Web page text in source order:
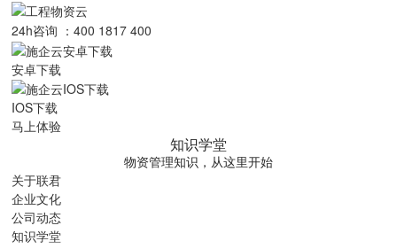
24h咨询 ：400 1817 400
安卓下载
IOS下载
马上体验
知识学堂
物资管理知识，从这里开始
关于联君
企业文化
公司动态
知识学堂